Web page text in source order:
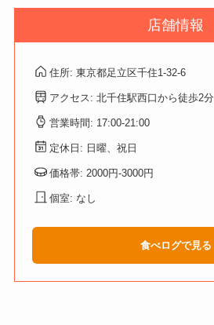
店舗情報
住所: 東京都足立区千住1-32-6
アクセス: 北千住駅西口から徒歩2分
営業時間: 17:00-21:00
定休日: 日曜、祝日
価格帯: 2000円-3000円
個室: なし
食べログで見る